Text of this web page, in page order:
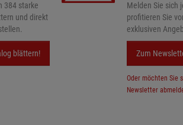
384 starke
und direkt
blättern!
Melden Sie sich
profitieren Sie
exklusiven
Zum
Oder möchten Sie
Newsletter